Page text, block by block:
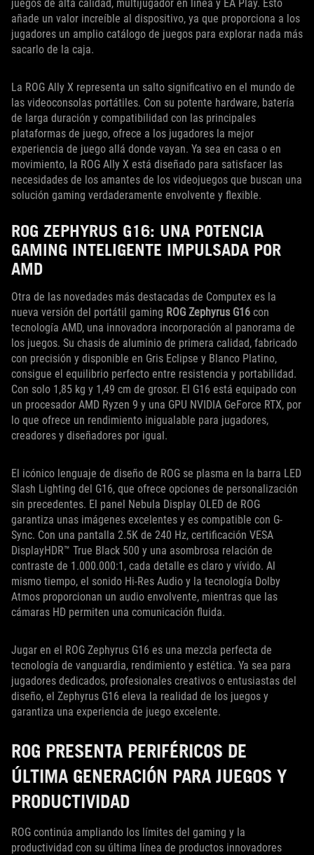
juegos de alta calidad, multijugador en línea y EA Play. Esto
añade un valor increíble al dispositivo, ya que proporciona a los
jugadores un amplio catálogo de juegos para explorar nada más
sacarlo de la caja.
La ROG Ally X representa un salto significativo en el mundo de
las videoconsolas portátiles. Con su potente hardware, batería
de larga duración y compatibilidad con las principales
plataformas de juego, ofrece a los jugadores la mejor
experiencia de juego allá donde vayan. Ya sea en casa o en
movimiento, la ROG Ally X está diseñado para satisfacer las
necesidades de los amantes de los videojuegos que buscan una
solución gaming verdaderamente envolvente y flexible.
ROG ZEPHYRUS G16: UNA POTENCIA
GAMING INTELIGENTE IMPULSADA POR
AMD
Otra de las novedades más destacadas de Computex es la
nueva versión del portátil gaming ROG Zephyrus G16 con
tecnología AMD, una innovadora incorporación al panorama de
los juegos. Su chasis de aluminio de primera calidad, fabricado
con precisión y disponible en Gris Eclipse y Blanco Platino,
consigue el equilibrio perfecto entre resistencia y portabilidad.
Con solo 1,85 kg y 1,49 cm de grosor. El G16 está equipado con
un procesador AMD Ryzen 9 y una GPU NVIDIA GeForce RTX, por
lo que ofrece un rendimiento inigualable para jugadores,
creadores y diseñadores por igual.
El icónico lenguaje de diseño de ROG se plasma en la barra LED
Slash Lighting del G16, que ofrece opciones de personalización
sin precedentes. El panel Nebula Display OLED de ROG
garantiza unas imágenes excelentes y es compatible con G-
Sync. Con una pantalla 2.5K de 240 Hz, certificación VESA
DisplayHDR™ True Black 500 y una asombrosa relación de
contraste de 1.000.000:1, cada detalle es claro y vívido. Al
mismo tiempo, el sonido Hi-Res Audio y la tecnología Dolby
Atmos proporcionan un audio envolvente, mientras que las
cámaras HD permiten una comunicación fluida.
Jugar en el ROG Zephyrus G16 es una mezcla perfecta de
tecnología de vanguardia, rendimiento y estética. Ya sea para
jugadores dedicados, profesionales creativos o entusiastas del
diseño, el Zephyrus G16 eleva la realidad de los juegos y
garantiza una experiencia de juego excelente.
ROG PRESENTA PERIFÉRICOS DE
ÚLTIMA GENERACIÓN PARA JUEGOS Y
PRODUCTIVIDAD
ROG continúa ampliando los límites del gaming y la
productividad con su última línea de productos innovadores